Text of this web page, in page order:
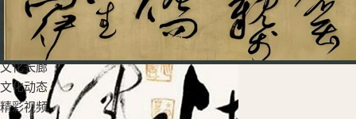
教学科研
学生工作
招生就业
文化长廊
文化动态
精彩视频